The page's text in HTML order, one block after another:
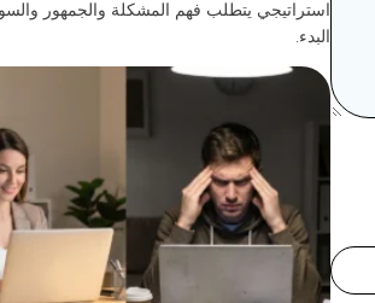
استراتيجي يتطلب فهم المشكلة والجمهور
البدء.